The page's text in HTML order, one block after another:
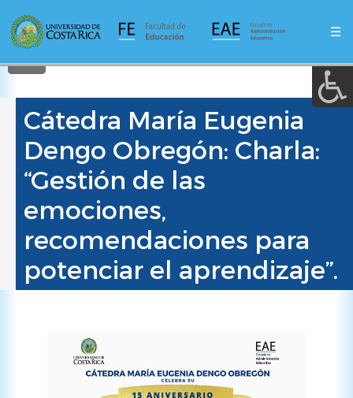
contenido
principal
☰
Cátedra María Eugenia
Dengo Obregón: Charla:
“Gestión de las
emociones,
recomendaciones para
potenciar el aprendizaje”.